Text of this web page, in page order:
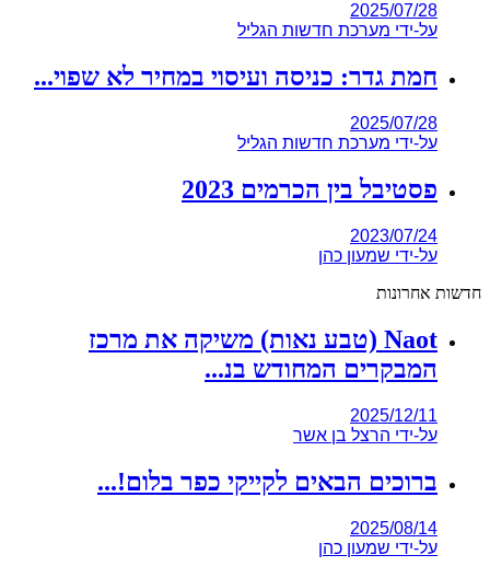
2025/07/28
על-ידי מערכת חדשות הגליל
חמת גדר: כניסה ועיסוי במחיר לא שפוי...
2025/07/28
על-ידי מערכת חדשות הגליל
פסטיבל בין הכרמים 2023
2023/07/24
על-ידי שמעון כהן
חדשות אחרונות
Naot (טבע נאות) משיקה את מרכז
המבקרים המחודש בנ...
2025/12/11
על-ידי הרצל בן אשר
ברוכים הבאים לקייקי כפר בלום!...
2025/08/14
על-ידי שמעון כהן